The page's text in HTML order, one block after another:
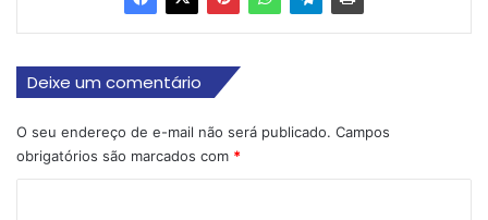
Deixe um comentário
O seu endereço de e-mail não será publicado. Campos
obrigatórios são marcados com *